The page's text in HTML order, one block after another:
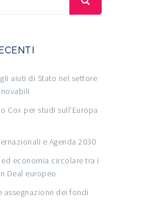
aiuti di Stato nel settore
Cox per studi sull’Europa
e Agenda 2030
economia circolare tra i
Deal europeo
assegnazione dei fondi